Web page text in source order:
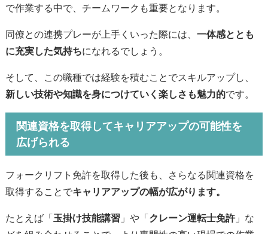
で作業する中で、チームワークも重要となります。
同僚との連携プレーが上手くいった際には、 一体感ととも
に充実した気持ちになれるでしょう。
そして、この職種では経験を積むことでスキルアップし、
新しい技術や知識を身につけていく楽しさも魅力的です。
関連資格を取得してキャリアアップの可能性を
広げられる
フォークリフト免許を取得した後も、さらなる関連資格を
取得することでキャリアアップの幅が広がります。
たとえば「 玉掛け技能講習 」や「 クレーン運転士免許」な